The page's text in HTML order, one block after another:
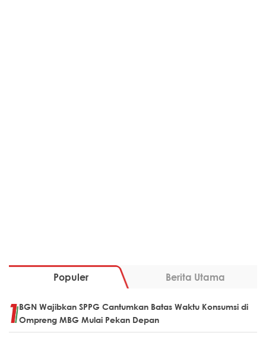
Populer Berita Utama
BGN Wajibkan SPPG Cantumkan Batas Waktu Konsumsi di
Ompreng MBG Mulai Pekan Depan